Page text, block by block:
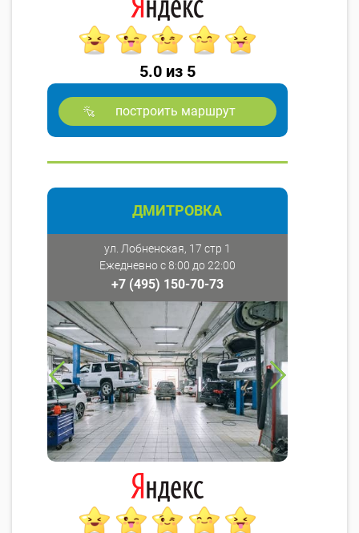
5.0 из 5
построить маршрут
ДМИТРОВКА
ул. Лобненская, 17 стр 1
Ежедневно с 8:00 до 22:00
+7 (495) 150-70-73